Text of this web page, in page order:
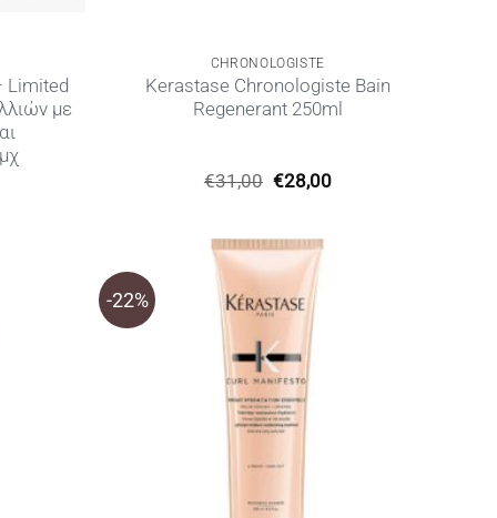
Limited
με
CHRONOLOGISTE
Kerastase Chronologiste Bain
Regenerant 250ml
€31,00 Original
€31,00.
€28,00Η
-22%